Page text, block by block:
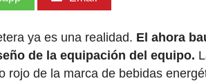
ya es una realidad. El ahora
de la equipación del equipo.
rojo de la marca de bebidas